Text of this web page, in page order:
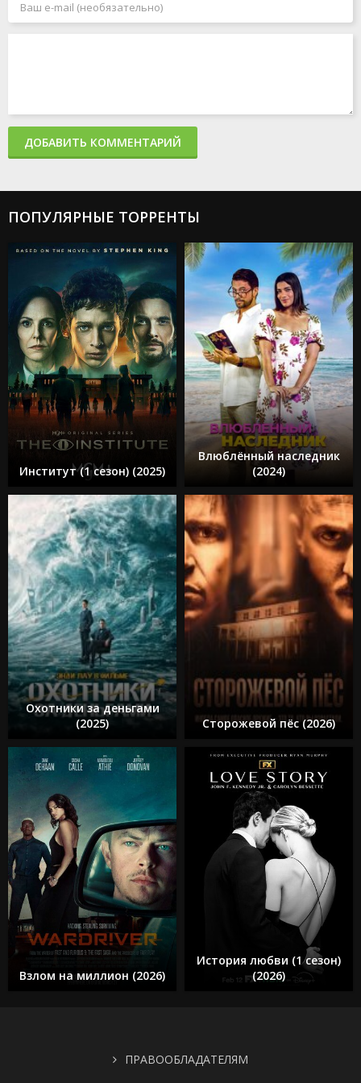
ДОБАВИТЬ КОММЕНТАРИЙ
ПОПУЛЯРНЫЕ ТОРРЕНТЫ
Институт (1 сезон) (2025)
Влюблённый наследник
(2024)
Охотники за деньгами
(2025)
Сторожевой пёс (2026)
Взлом на миллион (2026)
История любви (1 сезон)
(2026)
ПРАВООБЛАДАТЕЛЯМ